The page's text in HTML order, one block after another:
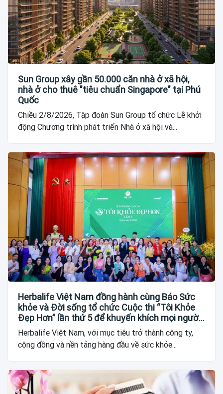
Sun Group xây gần 50.000 căn nhà ở xã hội,
nhà ở cho thuê "tiêu chuẩn Singapore" tại Phú
Quốc
Chiều 2/8/2026, Tập đoàn Sun Group tổ chức Lễ khởi
động Chương trình phát triển Nhà ở xã hội và...
Herbalife Việt Nam đồng hành cùng Báo Sức
khỏe và Đời sống tổ chức Cuộc thi “Tôi Khỏe
Đẹp Hơn” lần thứ 5 để khuyến khích mọi người
trở thành phiên bản tốt hơn của chính mình
Herbalife Việt Nam, với mục tiêu trở thành công ty,
cộng đồng và nền tảng hàng đầu về sức khỏe...